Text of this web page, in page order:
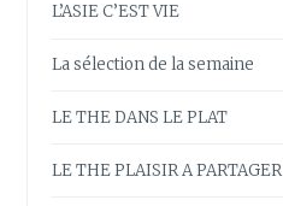
L’ASIE C’EST VIE
La sélection de la semaine
LE THE DANS LE PLAT
LE THE PLAISIR A PARTAGER